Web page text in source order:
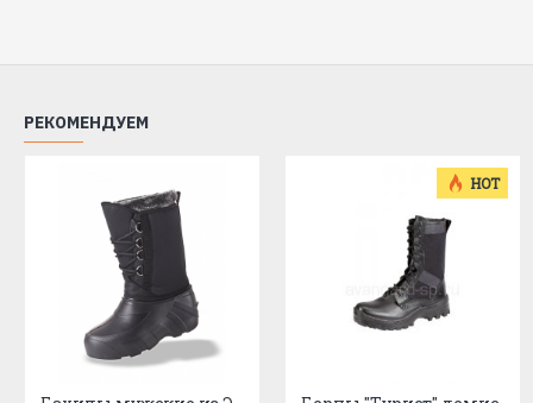
РЕКОМЕНДУЕМ
HOT